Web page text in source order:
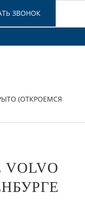
(ОТКРОЕМСЯ
ЗВОНОК